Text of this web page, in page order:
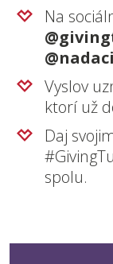
Na
Vyslov
ktorí už
Daj
spolu.